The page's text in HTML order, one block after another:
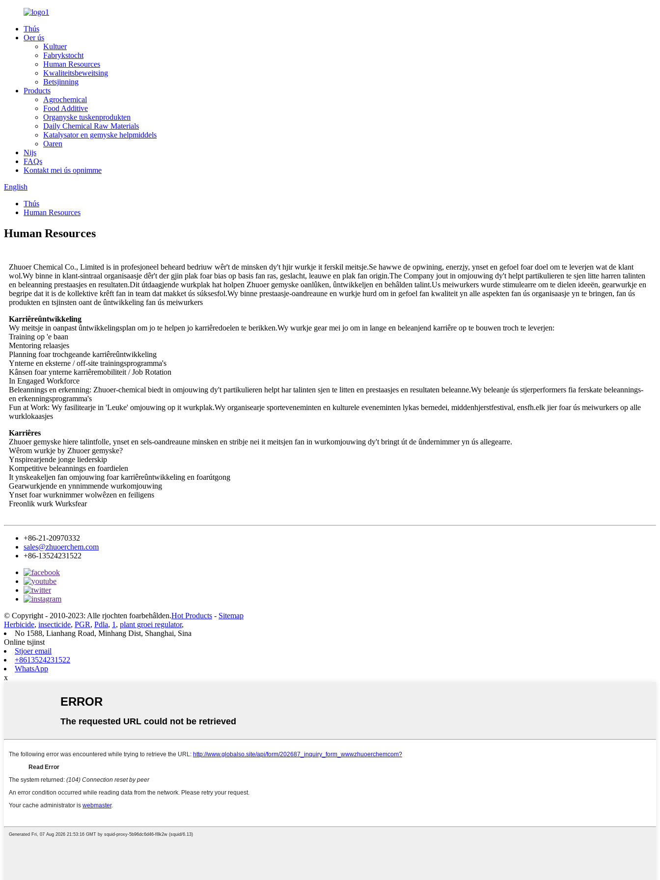
Thús
Oer ús
Kultuer
Fabrykstocht
Human Resources
Kwaliteitsbeweitsing
Betsjinning
Products
Agrochemical
Food Additive
Organyske tuskenprodukten
Daily Chemical Raw Materials
Katalysator en gemyske helpmiddels
Oaren
Nijs
FAQs
Kontakt mei ús opnimme
English
Thús
Human Resources
Human Resources
Zhuoer Chemical Co., Limited is in profesjoneel beheard bedriuw wêr't de minsken dy't hjir wurkje it ferskil meitsje.Se hawwe de opwining, enerzjy, ynset en gefoel foar doel om te leverjen wat de klant
wol.Wy binne in klant-sintraal organisaasje dêr't der gjin plak foar bias op basis fan ras, geslacht, leauwe en plak fan origin.The Company jout in omjouwing dy't helpt partikulieren te sjen litte harren talinten
en beleanning prestaasjes en resultaten.Dit útdaagjende wurkplak hat holpen Zhuoer gemyske oanlûken, ûntwikkeljen en behâlden talint.Us meiwurkers wurde stimulearre om te dielen ideeën, gearwurkje en
begripe dat it is de kollektive krêft fan in team dat makket ús súksesfol.Wy binne prestaasje-oandreaune en wurkje hurd om in gefoel fan kwaliteit yn alle aspekten fan ús organisaasje yn te bringen, fan ús
produkten en tsjinsten oant de ûntwikkeling fan ús meiwurkers
Karriêreûntwikkeling
Wy meitsje in oanpast ûntwikkelingsplan om jo te helpen jo karriêredoelen te berikken.Wy wurkje gear mei jo om in lange en beleanjend karriêre op te bouwen troch te leverjen:
Training op 'e baan
Mentoring relaasjes
Planning foar trochgeande karriêreûntwikkeling
Ynterne en eksterne / off-site trainingsprogramma's
Kânsen foar ynterne karriêremobiliteit / Job Rotation
In Engaged Workforce
Beleannings en erkenning: Zhuoer-chemical biedt in omjouwing dy't partikulieren helpt har talinten sjen te litten en prestaasjes en resultaten beleanne.Wy beleanje ús stjerperformers fia ferskate beleannings-
en erkenningsprogramma's
Fun at Work: Wy fasilitearje in 'Leuke' omjouwing op it wurkplak.Wy organisearje sporteveneminten en kulturele eveneminten lykas bernedei, middenhjerstfestival, ensfh.elk jier foar ús meiwurkers op alle
wurklokaasjes
Karriêres
Zhuoer gemyske hiere talintfolle, ynset en sels-oandreaune minsken en stribje nei it meitsjen fan in wurkomjouwing dy't bringt út de ûndernimmer yn ús allegearre.
Wêrom wurkje by Zhuoer gemyske?
Ynspirearjende jonge liederskip
Kompetitive beleannings en foardielen
It ynskeakeljen fan omjouwing foar karriêreûntwikkeling en foarútgong
Gearwurkjende en ynnimmende wurkomjouwing
Ynset foar wurknimmer wolwêzen en feiligens
Freonlik wurk Wurksfear
+86-21-20970332
sales@zhuoerchem.com
+86-13524231522
© Copyright - 2010-2023: Alle rjochten foarbehâlden.Hot Products - Sitemap
Herbicide, insecticide, PGR, Pdla, 1 , plant groei regulator,
No 1588, Lianhang Road, Minhang Dist, Shanghai, Sina
Online tsjinst
Stjoer email
+8613524231522
WhatsApp
x